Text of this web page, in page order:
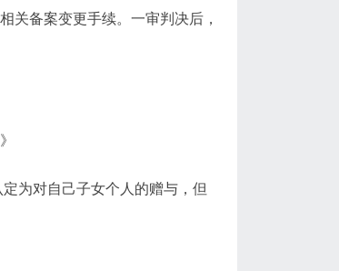
关备案变更手续。一审判决后，
为对自己子女个人的赠与，但